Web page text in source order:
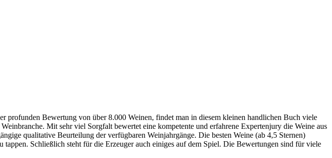
profunden Bewertung von über 8.000 Weinen, findet man in diesem kleinen handlichen Buch viele
Mit sehr viel Sorgfalt bewertet eine kompetente und erfahrene Expertenjury die Weine aus
qualitative Beurteilung der verfügbaren Weinjahrgänge. Die besten Weine (ab 4,5 Sternen)
Schließlich steht für die Erzeuger auch einiges auf dem Spiel. Die Bewertungen sind für viele